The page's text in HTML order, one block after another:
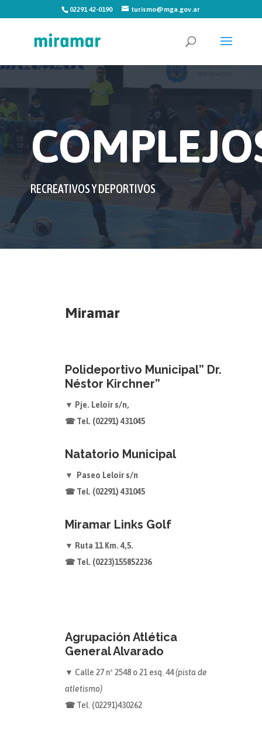
02291 42-0190 turismo@mga.gov.ar
RECREATIVOS Y DEPORTIVOS
Miramar
Polideportivo Municipal” Dr.
Néstor Kirchner”
▼ Pje. Leloir s/n,
☎ Tel. (02291) 431045
Natatorio Municipal
▼ Paseo Leloir s/n
☎ Tel. (02291) 431045
Miramar Links Golf
▼ Ruta 11 Km. 4,5.
☎ Tel. (0223)155852236
Agrupación Atlética
General Alvarado
▼ Calle 27 nº 2548 o 21 esq. 44(pista de
atletismo)
☎ Tel. (02291)430262